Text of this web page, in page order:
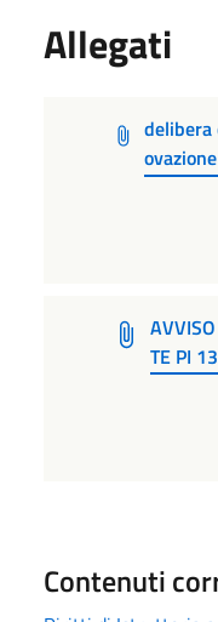
Allegati
TE PI
Contenuti